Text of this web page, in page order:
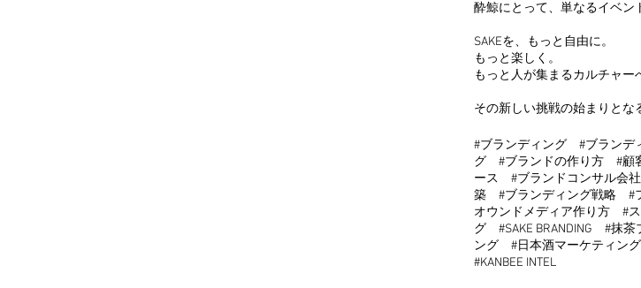
酔鯨にとって、単なるイベン
SAKEを、もっと自由に。
もっと楽しく。
もっと人が集まるカルチャー
その新しい挑戦の始まりとな
#ブランディング #ブランデ
グ #ブランドの作り方 #顧
ース #ブランドコンサル会
築 #ブランディング戦略 #
オウンドメディア作り方 #
グ #SAKE BRANDING #抹
ング #日本酒マーケティン
#KANBEE INTEL